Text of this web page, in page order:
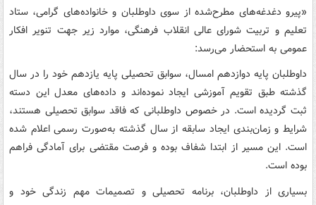
«پیرو دغدغه‌های مطرح‌شده از سوی داوطلبان و خانواده‌های گرامی، ستاد
تعلیم و تربیت شورای عالی انقلاب فرهنگی، موارد زیر جهت تنویر افکار
عمومی به استحضار می‌رسد:
داوطلبان پایه دوازدهم امسال، سوابق تحصیلی پایه یازدهم خود را در سال
گذشته طبق تقویم آموزشی ایجاد نموده‌اند و داده‌های معدل این دسته
ثبت گردیده است. در خصوص داوطلبانی که فاقد سوابق تحصیلی هستند،
شرایط و زمان‌بندی ایجاد سابقه از سال گذشته به‌صورت رسمی اعلام شده
است. این مسیر از ابتدا شفاف بوده و فرصت مقتضی برای آمادگی فراهم
بوده است.
بسیاری از داوطلبان، برنامه تحصیلی و تصمیمات مهم زندگی خود و